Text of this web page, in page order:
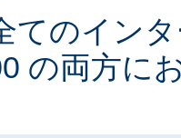
てのイン
の両方に